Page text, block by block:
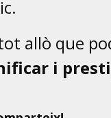
allò que
i